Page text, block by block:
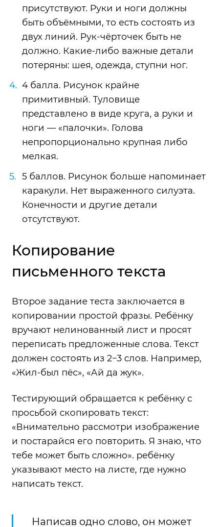
присутствуют. Руки и ноги должны
быть объёмными, то есть состоять из
двух линий. Рук-чёрточек быть не
должно. Какие-либо важные детали
потеряны: шея, одежда, ступни ног.
4 балла. Рисунок крайне
примитивный. Туловище
представлено в виде круга, а руки и
ноги — «палочки». Голова
непропорционально крупная либо
мелкая.
5 баллов. Рисунок больше напоминает
каракули. Нет выраженного силуэта.
Конечности и другие детали
отсутствуют.
Копирование
письменного текста
Второе задание теста заключается в
копировании простой фразы. Ребёнку
вручают нелинованный лист и просят
переписать предложенные слова. Текст
должен состоять из 2−3 слов. Например,
«Жил-был пёс», «Ай да жук».
Тестирующий обращается к ребёнку с
просьбой скопировать текст:
«Внимательно рассмотри изображение
и постарайся его повторить. Я знаю, что
тебе может быть сложно». ребёнку
указывают место на листе, где нужно
написать текст.
Написав одно слово, он может